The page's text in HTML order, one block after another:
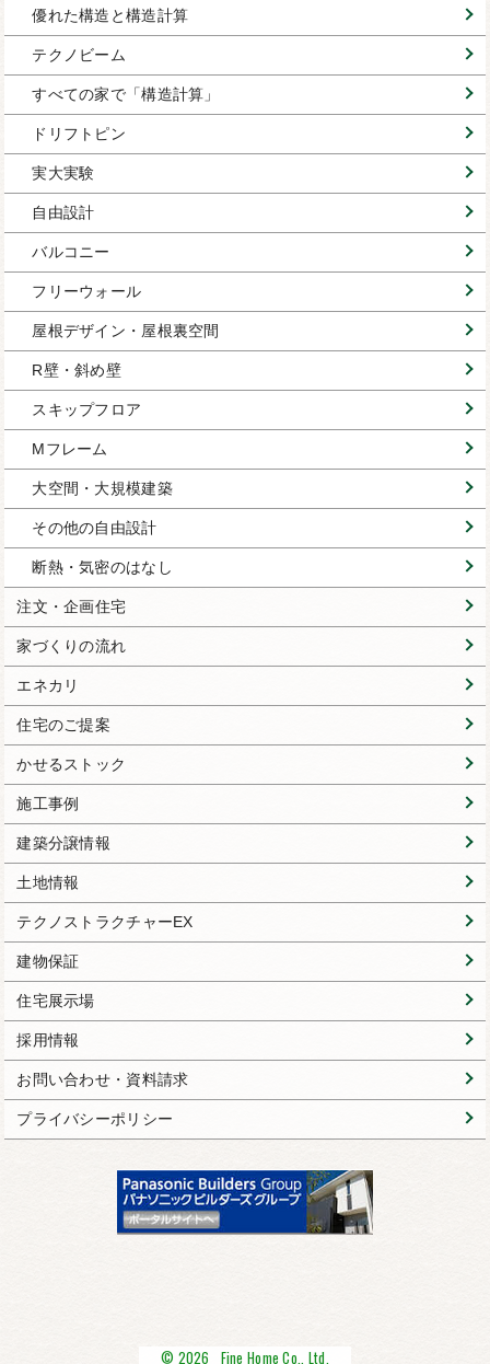
優れた構造と構造計算
テクノビーム
すべての家で「構造計算」
ドリフトピン
実大実験
自由設計
バルコニー
フリーウォール
屋根デザイン・屋根裏空間
R壁・斜め壁
スキップフロア
Mフレーム
大空間・大規模建築
その他の自由設計
断熱・気密のはなし
注文・企画住宅
家づくりの流れ
エネカリ
住宅のご提案
かせるストック
施工事例
建築分譲情報
土地情報
テクノストラクチャーEX
建物保証
住宅展示場
採用情報
お問い合わせ・資料請求
プライバシーポリシー
© 2026 Fine Home Co., Ltd.